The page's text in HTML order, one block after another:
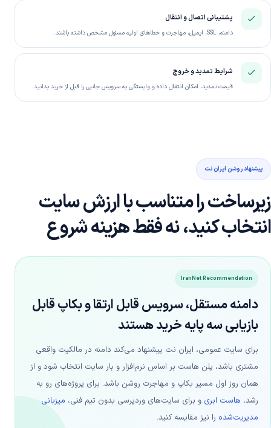
پشتیبانی اتصال و انتقال
دامنه، SSL، ایمیل، مهاجرت و خطاهای اولیه مسئول مشخص داشته باشند.
شرایط تمدید و خروج
قیمت تمدید، امکان انتقال داده و وابستگی به سرویس جانبی را قبل از خرید بدانید.
پیشنهاد روشن ایران نت
زیرساخت را متناسب با ارزش سایت
انتخاب کنید، نه فقط هزینه شروع
IranNet Recommendation
دامنه مستقل، سرویس قابل ارتقا و بکاپ قابل
بازیابی سه پایه خرید هستند
برای سایت عمومی، ایران نت پیشنهاد می‌کند دامنه در مالکیت واقعی
مشتری باشد، پلن هاست بر اساس نرم‌افزار و بار سایت انتخاب شود و از
همان روز اول مسیر بکاپ و مهاجرت روشن باشد. برای پروژه‌های رو به
رشد، هاست ابری و برای سایت‌های وردپرسی بدون تیم فنی، میزبانی
مدیریت‌شده را نیز مقایسه کنید.